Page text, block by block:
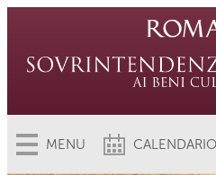
MENU CALENDARIO